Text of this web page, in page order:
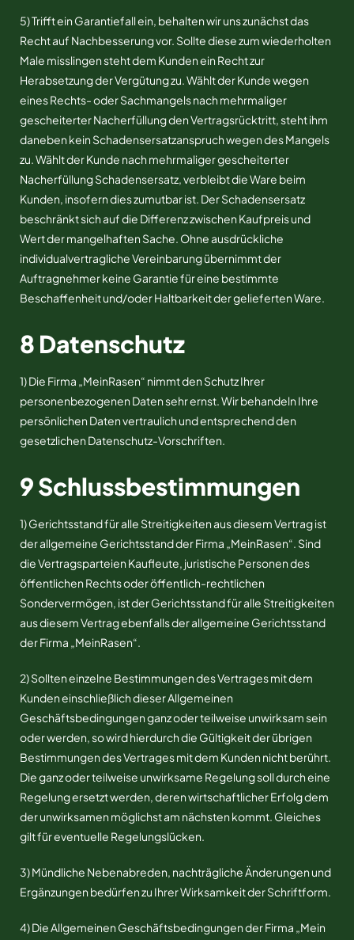
5) Trifft ein Garantiefall ein, behalten wir uns zunächst das
Recht auf Nachbesserung vor. Sollte diese zum wiederholten
Male misslingen steht dem Kunden ein Recht zur
Herabsetzung der Vergütung zu. Wählt der Kunde wegen
eines Rechts- oder Sachmangels nach mehrmaliger
gescheiterter Nacherfüllung den Vertragsrücktritt, steht ihm
daneben kein Schadensersatzanspruch wegen des Mangels
zu. Wählt der Kunde nach mehrmaliger gescheiterter
Nacherfüllung Schadensersatz, verbleibt die Ware beim
Kunden, insofern dies zumutbar ist. Der Schadensersatz
beschränkt sich auf die Differenz zwischen Kaufpreis und
Wert der mangelhaften Sache. Ohne ausdrückliche
individualvertragliche Vereinbarung übernimmt der
Auftragnehmer keine Garantie für eine bestimmte
Beschaffenheit und/oder Haltbarkeit der gelieferten Ware.
8 Datenschutz
1) Die Firma „MeinRasen“ nimmt den Schutz Ihrer
personenbezogenen Daten sehr ernst. Wir behandeln Ihre
persönlichen Daten vertraulich und entsprechend den
gesetzlichen Datenschutz-Vorschriften.
9 Schlussbestimmungen
1) Gerichtsstand für alle Streitigkeiten aus diesem Vertrag ist
der allgemeine Gerichtsstand der Firma „MeinRasen“. Sind
die Vertragsparteien Kaufleute, juristische Personen des
öffentlichen Rechts oder öffentlich-rechtlichen
Sondervermögen, ist der Gerichtsstand für alle Streitigkeiten
aus diesem Vertrag ebenfalls der allgemeine Gerichtsstand
der Firma „MeinRasen“.
2) Sollten einzelne Bestimmungen des Vertrages mit dem
Kunden einschließlich dieser Allgemeinen
Geschäftsbedingungen ganz oder teilweise unwirksam sein
oder werden, so wird hierdurch die Gültigkeit der übrigen
Bestimmungen des Vertrages mit dem Kunden nicht berührt.
Die ganz oder teilweise unwirksame Regelung soll durch eine
Regelung ersetzt werden, deren wirtschaftlicher Erfolg dem
der unwirksamen möglichst am nächsten kommt. Gleiches
gilt für eventuelle Regelungslücken.
3) Mündliche Nebenabreden, nachträgliche Änderungen und
Ergänzungen bedürfen zu Ihrer Wirksamkeit der Schriftform.
4) Die Allgemeinen Geschäftsbedingungen der Firma „Mein